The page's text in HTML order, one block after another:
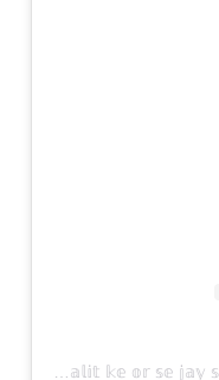
A post shared by ❤️‍🔥♥️𝕃𝕒𝕝𝕚𝕥 𝕜𝕖 𝕠𝕣 𝕤𝕖 𝕛𝕒𝕪 𝕤𝕙𝕣𝕖𝕖 ℝ𝕒𝕞 ♥️❤️‍🔥 (@lalitpatidar520)